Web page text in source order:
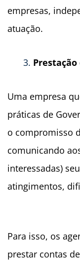
empresas,
atuação.
Uma empresa
práticas de
o compromisso
comunicando
interessadas)
atingimentos,
Para isso, os
prestar contas